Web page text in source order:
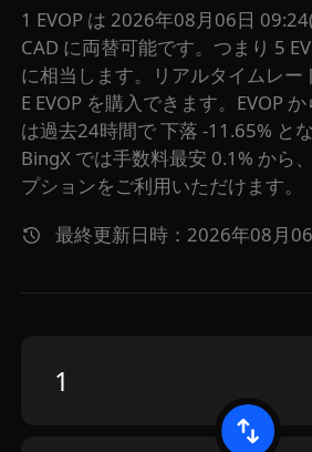
1 EVOP は 2026年08月06日
CAD に両替可能です。つまり 5
に相当します。リアルタイムレー
E EVOP を購入できます。EVOP
は過去24時間で 下落 -11.65% と
BingX では手数料最安 0.1% から
プションをご利用いただけます。
最終更新日時：2026年08月